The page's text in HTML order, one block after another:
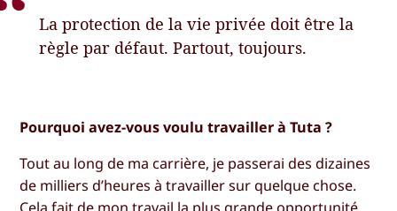
La protection de la vie privée doit être la
règle par défaut. Partout, toujours.
Pourquoi avez-vous voulu travailler à Tuta ?
Tout au long de ma carrière, je passerai des dizaines
de milliers d’heures à travailler sur quelque chose.